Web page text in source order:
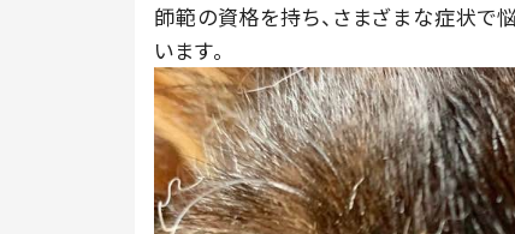
師範の資格を持ち、さまざまな症状で
います。